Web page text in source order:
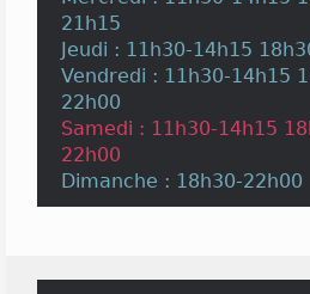
21h15
Jeudi : 11h30-14h15
Vendredi : 11h30-14h15
22h00
Samedi : 11h30-14h15
22h00
Dimanche : 18h30-22h00